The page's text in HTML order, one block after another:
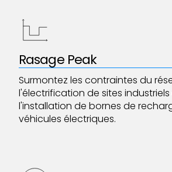
Rasage Peak
Surmontez les contraintes du
l'électrification de sites
l'installation de bornes de
véhicules électriques.